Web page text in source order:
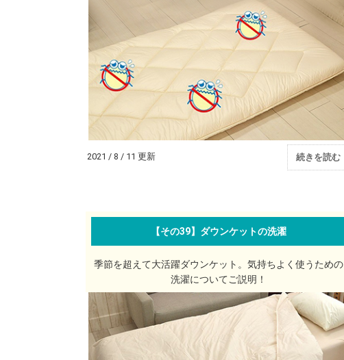
2021 / 8 / 11 更新 続きを読む
【その39】ダウンケットの洗濯
季節を超えて大活躍ダウンケット。気持ちよく使うための
洗濯についてご説明！